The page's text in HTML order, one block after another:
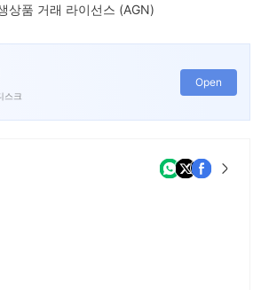
상품 거래 라이선스 (AGN)
스크
Open